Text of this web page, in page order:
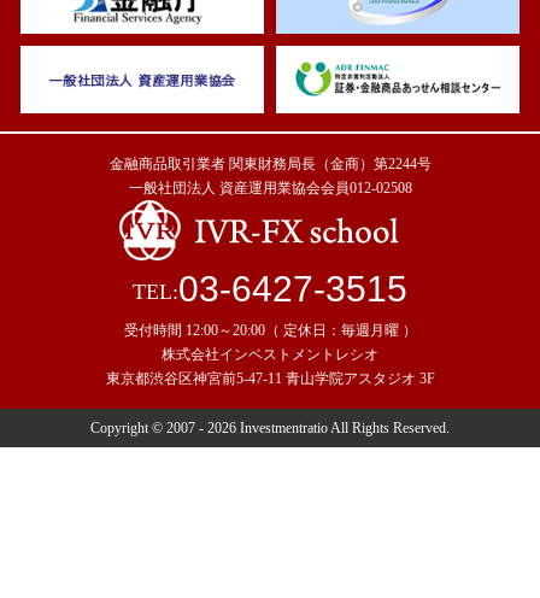
金融商品取引業者 関東財務局長（金商）第2244号
一般社団法人 資産運用業協会会員012-02508
TEL:03-6427-3515
受付時間 12:00～20:00（ 定休日：毎週月曜 ）
株式会社インベストメントレシオ
東京都渋谷区神宮前5-47-11 青山学院アスタジオ 3F
Copyright © 2007 - 2026 Investmentratio All Rights Reserved.